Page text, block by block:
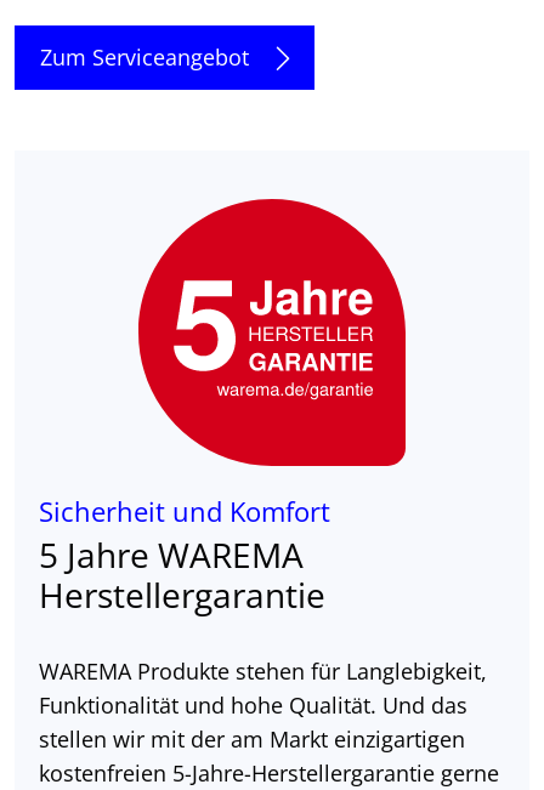
Zum Serviceangebot
Sicherheit und Komfort
5 Jahre WAREMA
Herstellergarantie
WAREMA Produkte stehen für Langlebigkeit,
Funktionalität und hohe Qualität. Und das
stellen wir mit der am Markt einzigartigen
kostenfreien 5-Jahre-Herstellergarantie gerne